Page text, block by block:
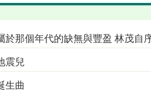
於那個年代的缺無與豐盈 林茂自
震兒
生曲